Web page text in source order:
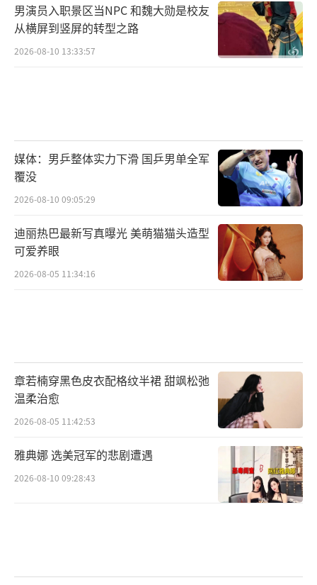
和游学收获。节目团队充分利用山东卫视六季
《国学小名士》文化学者资源、题目策划能
力、赛事模式库、中华文脉和区域文化整合能
城市文化，助力同学们养成在游览中学习、带
着学习任务游览的良好习惯，锻炼集体协作、
共同战斗、勇争胜利的团队精神，全面提升游
男演员入职景区当NPC 和魏大勋是校友
从横屏到竖屏的转型之路
2026-08-10 13:33:57
媒体：男乒整体实力下滑 国乒男单全军
覆没
2026-08-10 09:05:29
迪丽热巴最新写真曝光 美萌猫猫头造型
可爱养眼
2026-08-05 11:34:16
章若楠穿黑色皮衣配格纹半裙 甜飒松弛
温柔治愈
2026-08-05 11:42:53
雅典娜 选美冠军的悲剧遭遇
2026-08-10 09:28:43